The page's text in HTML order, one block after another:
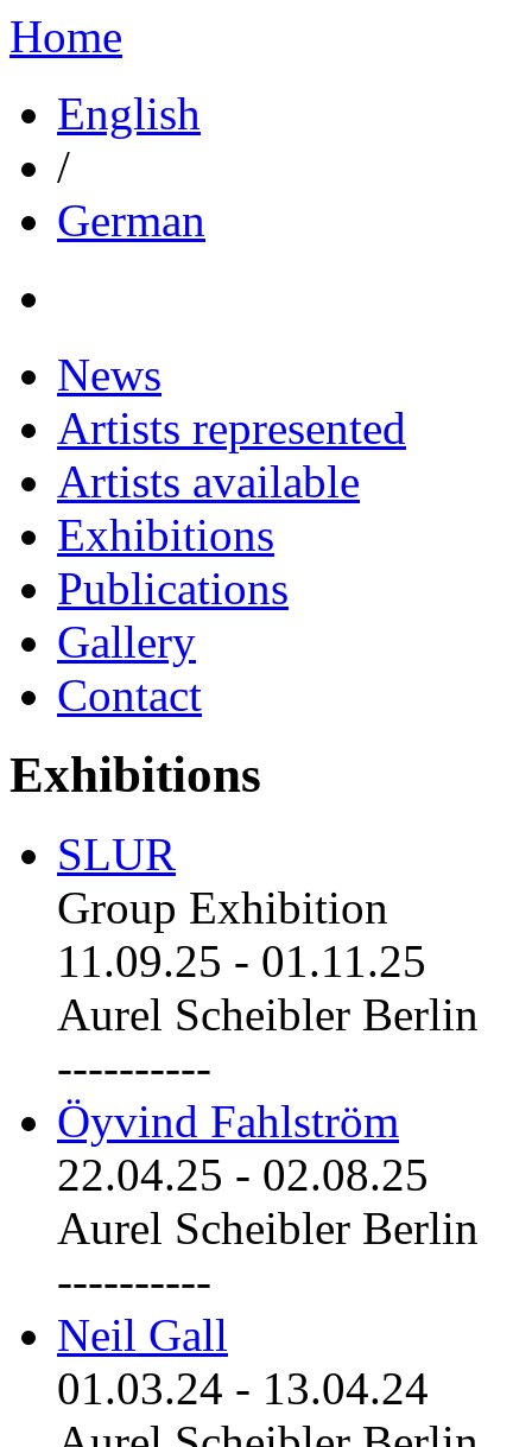
Home
English
/
German
News
Artists represented
Artists available
Exhibitions
Publications
Gallery
Contact
Exhibitions
SLUR
Group Exhibition
11.09.25 - 01.11.25
Aurel Scheibler Berlin
----------
Öyvind Fahlström
22.04.25 - 02.08.25
Aurel Scheibler Berlin
----------
Neil Gall
01.03.24 - 13.04.24